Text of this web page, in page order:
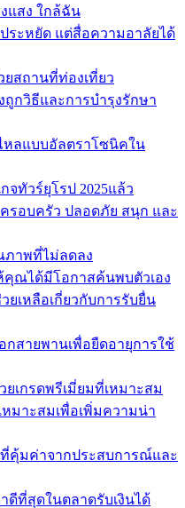
แสง ใกล้ฉัน
ระหยัด แต่สื่อความอาลัยได้
วยสถานที่ท่องเที่ยว
ถูกวิธีและการบำรุงรักษา
หลแบบอัลตราโซนิคใน
ทัวร์ยุโรป 2025แล้ว
รอบครัว ปลอดภัย สนุก และ
ภาพที่ไม่ลดลง
คุณได้มีโอกาสค้นพบตัวเอง
เหลือเกี่ยวกับการรับยื่น
กสายพานเพื่อยืดอายุการใช้
เกรดพรีเมี่ยมที่เหมาะสม
มาะสมเพื่อเพิ่มความน่า
คุ้มค่าจากประสบการณ์และ
ดีที่สุดในตลาดรับเงินได้